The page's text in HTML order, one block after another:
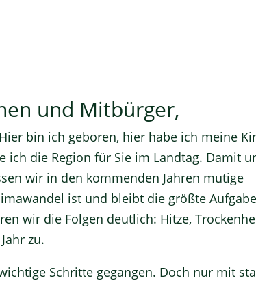
und Mitbürger,
bin ich geboren, hier habe ich meine
ich die Region für Sie im Landtag. Damit
wir in den kommenden Jahren mutige
ist und bleibt die größte Aufgabe
wir die Folgen deutlich: Hitze,
zu.
Schritte gegangen. Doch nur mit